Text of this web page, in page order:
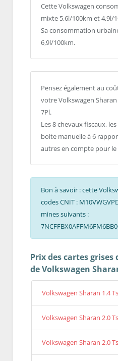
Cette Volkswagen
mixte 5,6l/100km et 4,9l/
Sa consommation
6,9l/100km.
Pensez également au
votre Volkswagen
7Pl.
Les 8 chevaux fiscaux,
boite manuelle à 6
autres en compte pour
Bon à savoir : cette
codes CNIT :
mines suivants :
Prix des cartes
de Volkswagen
Volkswagen Sharan 1.4
Volkswagen Sharan 2.0
Volkswagen Sharan 2.0